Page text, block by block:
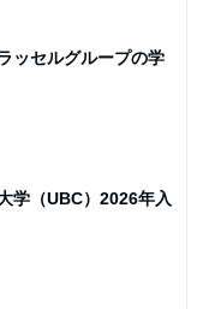
ッセルグループの学
学（UBC）2026年入